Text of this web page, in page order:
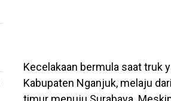
Kecelakaan bermula saat truk
Kabupaten Nganjuk, melaju